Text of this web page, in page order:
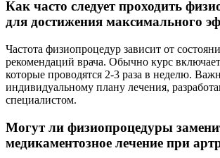
Как часто следует проходить
для достижения максимального
Частота физиопроцедур зависит от
рекомендаций врача. Обычно курс
которые проводятся 2-3 раза в неделю.
индивидуальному плану лечения,
специалистом.
Могут ли физиопроцедуры
медикаментозное лечение при